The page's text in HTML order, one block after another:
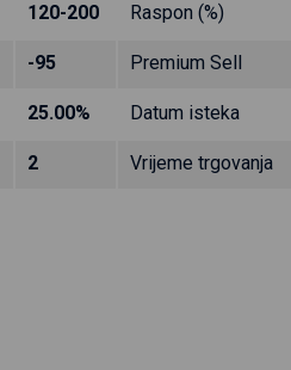
120-200 Raspon (%)
-95 Premium Sell
25.00% Datum isteka
2 Vrijeme trgovanja